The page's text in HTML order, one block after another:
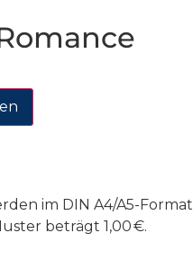
im DIN A4/A5-Format
beträgt 1,00 €.